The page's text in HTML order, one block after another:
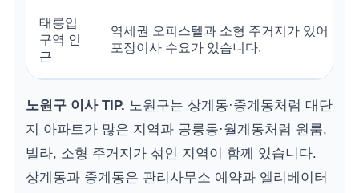
태릉입
구역 인
근
역세권 오피스텔과 소형 주거지가 있어 원
포장이사 수요가 있습니다.
노원구 이사 TIP. 노원구는 상계동·중계동처럼 대단
지 아파트가 많은 지역과 공릉동·월계동처럼 원룸,
빌라, 소형 주거지가 섞인 지역이 함께 있습니다.
상계동과 중계동은 관리사무소 예약과 엘리베이터